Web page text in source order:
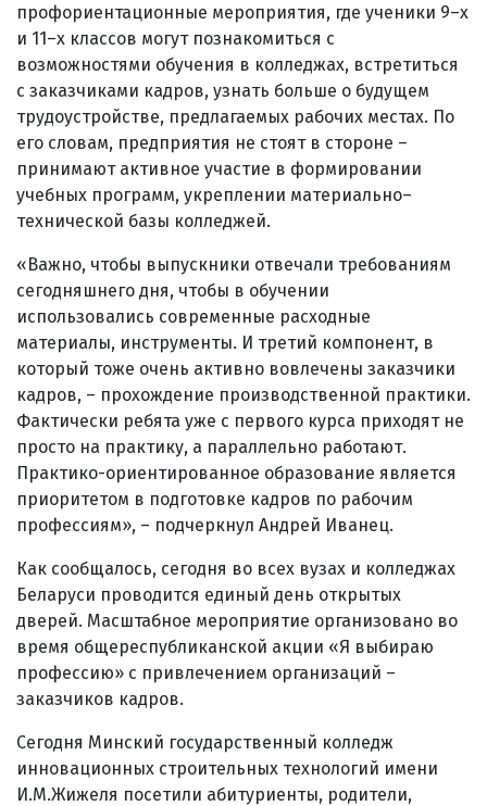
профориентационные мероприятия, где ученики 9–х
и 11–х классов могут познакомиться с
возможностями обучения в колледжах, встретиться
с заказчиками кадров, узнать больше о будущем
трудоустройстве, предлагаемых рабочих местах. По
его словам, предприятия не стоят в стороне –
принимают активное участие в формировании
учебных программ, укреплении материально–
технической базы колледжей.
«Важно, чтобы выпускники отвечали требованиям
сегодняшнего дня, чтобы в обучении
использовались современные расходные
материалы, инструменты. И третий компонент, в
который тоже очень активно вовлечены заказчики
кадров, – прохождение производственной практики.
Фактически ребята уже с первого курса приходят не
просто на практику, а параллельно работают.
Практико-ориентированное образование является
приоритетом в подготовке кадров по рабочим
профессиям», – подчеркнул Андрей Иванец.
Как сообщалось, сегодня во всех вузах и колледжах
Беларуси проводится единый день открытых
дверей. Масштабное мероприятие организовано во
время общереспубликанской акции «Я выбираю
профессию» с привлечением организаций –
заказчиков кадров.
Сегодня Минский государственный колледж
инновационных строительных технологий имени
И.М.Жижеля посетили абитуриенты, родители,